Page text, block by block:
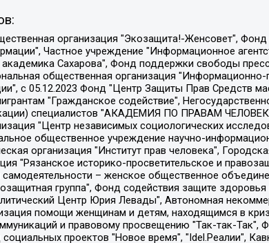
центр "Анна", Фонд содействия развитию массовых коммуникаций и правовому просвещению "Так-так-Так", Фонд содействия устойчивому развитию "Серебряная тайга", Свердловский региональный общественный фонд социальных проектов "Новое время", "Idel.Реалии", Кавказ.Реалии, Крым.Реалии, Телеканал Настоящее Время, Татаро-башкирская служба Радио Свобода (Azatliq Radiosi), Радио Свободная Европа/Радио Свобода (PCE/PC), "Сибирь.Реалии", "Фактограф", Благотворительный фонд помощи осужденным и их семьям, Автономная некоммерческая организация "Институт глобализации и социальных движений", Фонд "В защиту прав заключенных", Частное учреждение "Центр поддержки и содействия развитию средств массовой информации", Пензенский региональный общественный благотворительный фонд "Гражданский союз", "Север.Реалии", Некоммерческая организация Фонд "Правовая инициатива", Общество с ограниченной ответственностью "Радио Свободная Европа/Радио Свобода", Чешское информационное агентство "MEDIUM-ORIENT", Красноярская региональная общественная организация "Мы против СПИДа", Камалягин Денис Николаевич, Маркелов Сергей Евгеньевич, Пономарев Лев Александрович, Савицкая Людмила Алексеевна, Автономная некоммерческая организация "Центр по работе с проблемой насилия "НАСИЛИЮ.НЕТ", Межрегиональный профессиональный союз работников здравоохранения "Альянс врачей", Юридическое лицо, зарегистрированное в Латвийской Республике, SIA "Medusa Project" (регистрационный номер 40103797863, дата регистрации 10.06.2014), Некоммерческая организация "Фонд по борьбе с коррупцией", Автономная некоммерческая организация "Институт права и публичной политики", Баданин Роман Сергеевич, Гликин Максим Александрович, Железнова Мария Михайловна, Лукьянова Юлия Сергеевна, Маетная Елизавета Витальевна, Маняхин Петр Борисович, Чуракова Ольга Владимировна, Ярош Юлия Петровна, Юридическое лицо "The Insider SIA", зарегистрированное в Риге, Латвийская Республика (дата регистрации 26.06.2015), являющееся администратором доменного имени интернет-издания "The Insider SIA", https://theins.ru, Постернак Алексей Евгеньевич, Рубин Михаил Аркадьевич, Анин Роман Александрович, Юридическое лицо Istories fonds, зарегистрированное в Латвийской Республике (регистрационный номер 50008295751, дата регистрации 24.02.2020), Великовский Дмитрий Александрович, Долинина Ирина Николаевна, Мароховская Алеся Алексеевна, Шлейнов Роман Юрьевич, Шмагун Олеся Валентиновна, Общество с ограниченной ответственностью "Альтаир 2021", Общество с ограниченной ответственностью "Вега 2021", Общество с ограниченной ответственностью "Главный редактор 2021", Общество с ограниченной ответственностью "Ромашки монолит", Важенков Артем Валерьевич, Ивановская областная общественная организация "Центр гендерных исследований", Гурман Юрий Альбертович, Медиапроект "ОВД-Инфо", Егоров Владимир Владимирович, Жилинский Владимир Александрович, Общество с ограниченной ответственностью "ЗП", Иванова София Юрьевна, Карезина Инна Павловна, Кильтау Екатерина Викторовна, Петров Алексей Викторович, Пискунов Сергей Евгеньевич, Смирнов Сергей Сергеевич, Тихонов Михаил Сергеевич, Общество с ограниченной ответственностью "ЖУРНАЛИСТ-